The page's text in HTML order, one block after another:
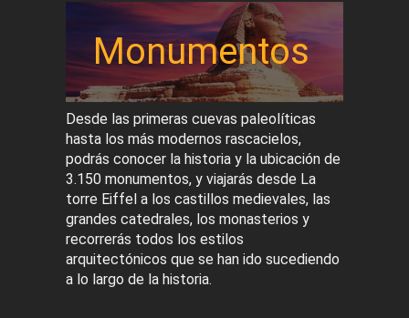
Monumentos
Desde las primeras cuevas paleolíticas
hasta los más modernos rascacielos,
podrás conocer la historia y la ubicación de
3.150 monumentos, y viajarás desde La
torre Eiffel a los castillos medievales, las
grandes catedrales, los monasterios y
recorrerás todos los estilos
arquitectónicos que se han ido sucediendo
a lo largo de la historia.